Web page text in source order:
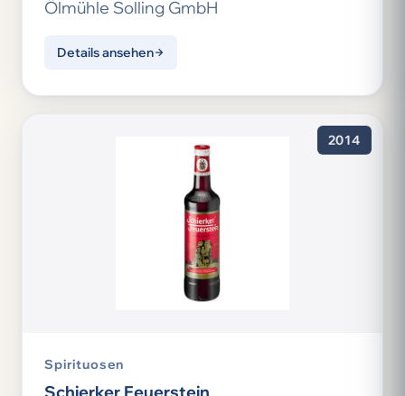
Ölmühle Solling GmbH
Details ansehen
2014
Spirituosen